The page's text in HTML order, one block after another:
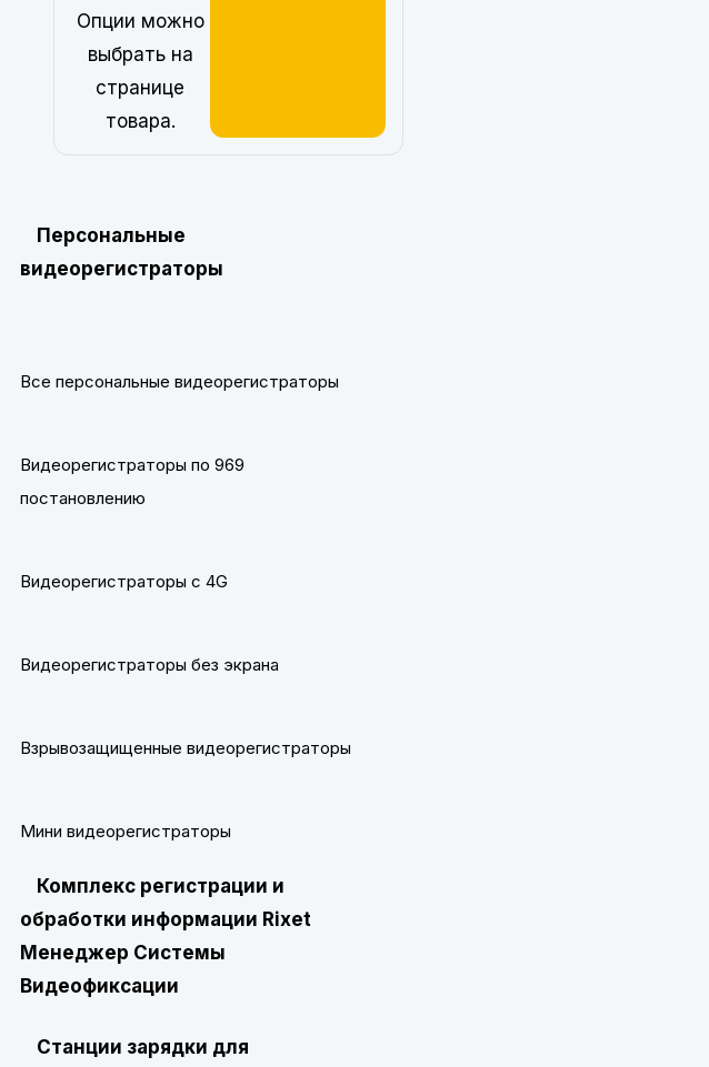
Опции можно
выбрать на
странице
товара.
Персональные
видеорегистраторы
Все персональные видеорегистраторы
Видеорегистраторы по 969
постановлению
Видеорегистраторы с 4G
Видеорегистраторы без экрана
Взрывозащищенные видеорегистраторы
Мини видеорегистраторы
Комплекс регистрации и
обработки информации Rixet
Менеджер Системы
Видеофиксации
Станции зарядки для